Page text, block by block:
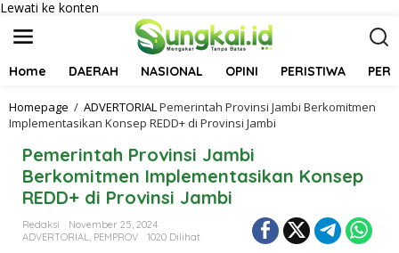
Lewati ke konten
Home DAERAH NASIONAL OPINI PERISTIWA
Homepage / ADVERTORIALPemerintah Provinsi Jambi Berkomitmen
Implementasikan Konsep REDD+ di Provinsi Jambi
Pemerintah Provinsi Jambi
Berkomitmen Implementasikan Konsep
REDD+ di Provinsi Jambi
Redaksi
November 25, 2024
ADVERTORIAL, PEMPROV 1020 Dilihat